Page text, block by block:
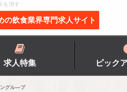
を消す
の飲食業界専門求人サイト
求人特集 ピック
ングル―プ